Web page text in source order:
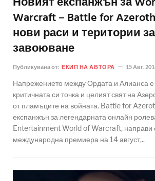
Warcraft – Battle for
нови раси и територии за
завоюване
Публикувана от: ЕКИП НА АВТОРА 15 Авг.
Напрежението между Ордата и Алианса е
критичната си точка и целият свят на
от пламъците на войната. Battle for
експанжън за легендарната онлайн
Entertainment World of Warcraft, направи
международна премиера на 14 август,..